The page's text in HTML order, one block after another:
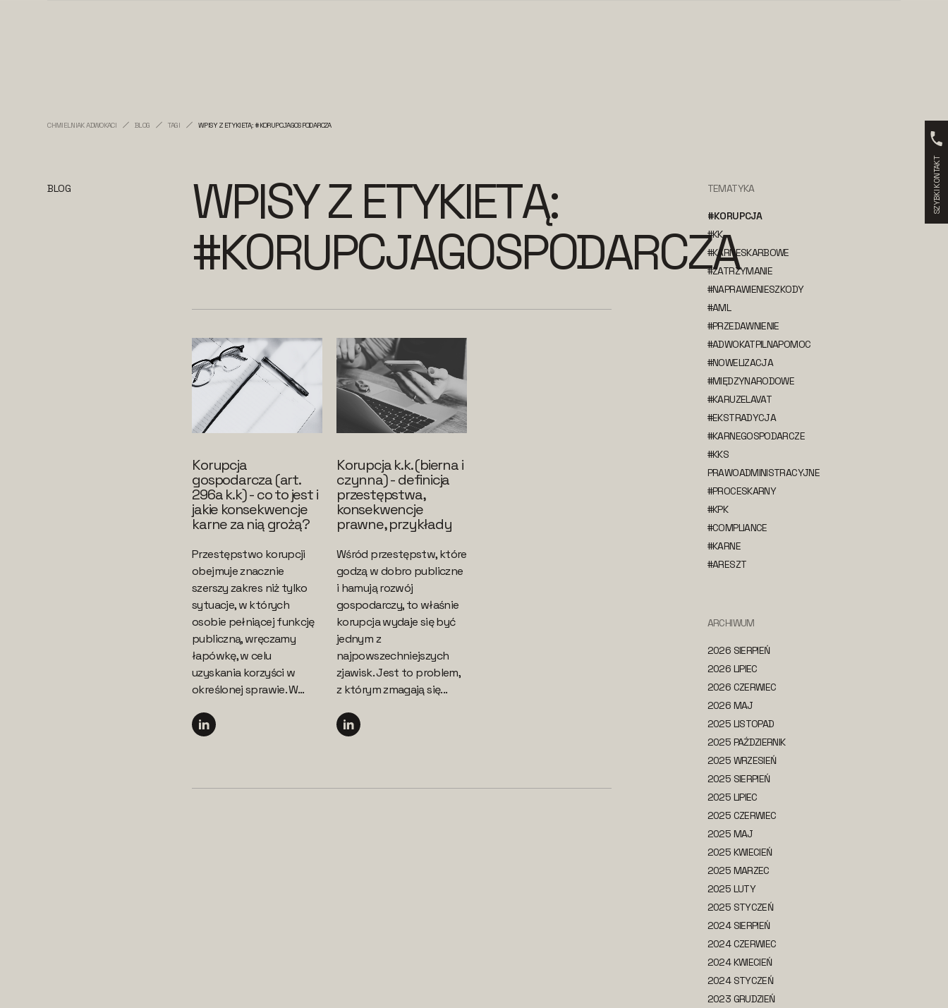
CHMIELNIAK ADWOKACI BLOG TAGI WPISY Z ETYKIETĄ: #KORUPCJAGOSPODARCZA
BLOG
WPISY Z ETYKIETĄ:
#KORUPCJAGOSPODARCZA
Korupcja
gospodarcza (art.
296a k.k) - co to jest i
jakie konsekwencje
karne za nią grożą?
Przestępstwo korupcji
obejmuje znacznie
szerszy zakres niż tylko
sytuacje, w których
osobie pełniącej funkcję
publiczną, wręczamy
łapówkę, w celu
uzyskania korzyści w
określonej sprawie. W...
Korupcja k.k. (bierna i
czynna) - definicja
przestępstwa,
konsekwencje
prawne, przykłady
Wśród przestępstw, które
godzą w dobro publiczne
i hamują rozwój
gospodarczy, to właśnie
korupcja wydaje się być
jednym z
najpowszechniejszych
zjawisk. Jest to problem,
z którym zmagają się...
TEMATYKA
#KORUPCJA
#KK
#KARNESKARBOWE
#ZATRZYMANIE
#NAPRAWIENIESZKODY
#AML
#PRZEDAWNIENIE
#ADWOKATPILNAPOMOC
#NOWELIZACJA
#MIĘDZYNARODOWE
#KARUZELAVAT
#EKSTRADYCJA
#KARNEGOSPODARCZE
#KKS
PRAWOADMINISTRACYJNE
#PROCESKARNY
#KPK
#COMPLIANCE
#KARNE
#ARESZT
ARCHIWUM
2026 SIERPIEŃ
2026 LIPIEC
2026 CZERWIEC
2026 MAJ
2025 LISTOPAD
2025 PAŹDZIERNIK
2025 WRZESIEŃ
2025 SIERPIEŃ
2025 LIPIEC
2025 CZERWIEC
2025 MAJ
2025 KWIECIEŃ
2025 MARZEC
2025 LUTY
2025 STYCZEŃ
2024 SIERPIEŃ
2024 CZERWIEC
2024 KWIECIEŃ
2024 STYCZEŃ
2023 GRUDZIEŃ
SZYBKI KONTAKT